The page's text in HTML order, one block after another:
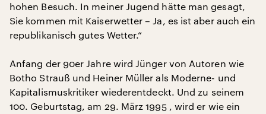
hohen Besuch. In meiner Jugend hätte man gesagt,
Sie kommen mit Kaiserwetter – Ja, es ist aber auch ein
republikanisch gutes Wetter.“
Anfang der 90er Jahre wird Jünger von Autoren wie
Botho Strauß und Heiner Müller als Moderne- und
Kapitalismuskritiker wiederentdeckt. Und zu seinem
100. Geburtstag, am 29. März 1995 , wird er wie ein